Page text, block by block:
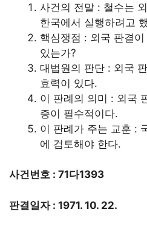
사건의 전말 : 철수는
한국에서 실행하려고
핵심쟁점 : 외국 판결
있는가?
대법원의 판단 : 외국
효력이 있다.
이 판례의 의미 : 외국
증이 필수적이다.
이 판례가 주는 교훈 :
에 검토해야 한다.
사건번호 : 71다1393
판결일자 : 1971. 10. 22.